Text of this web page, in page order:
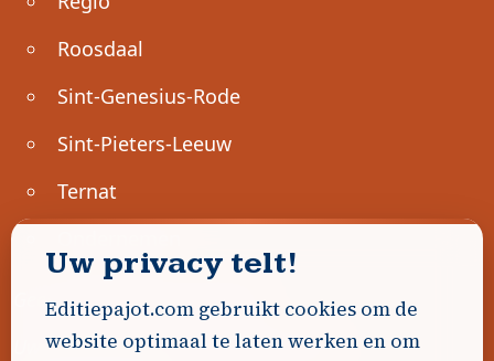
Roosdaal
Sint-Genesius-Rode
Sint-Pieters-Leeuw
Ternat
Geen advertenties gevonden.
Uw advertentie hier? Contacteer ons!
Uw privacy telt!
Editiepajot.com gebruikt cookies om de
website optimaal te laten werken en om